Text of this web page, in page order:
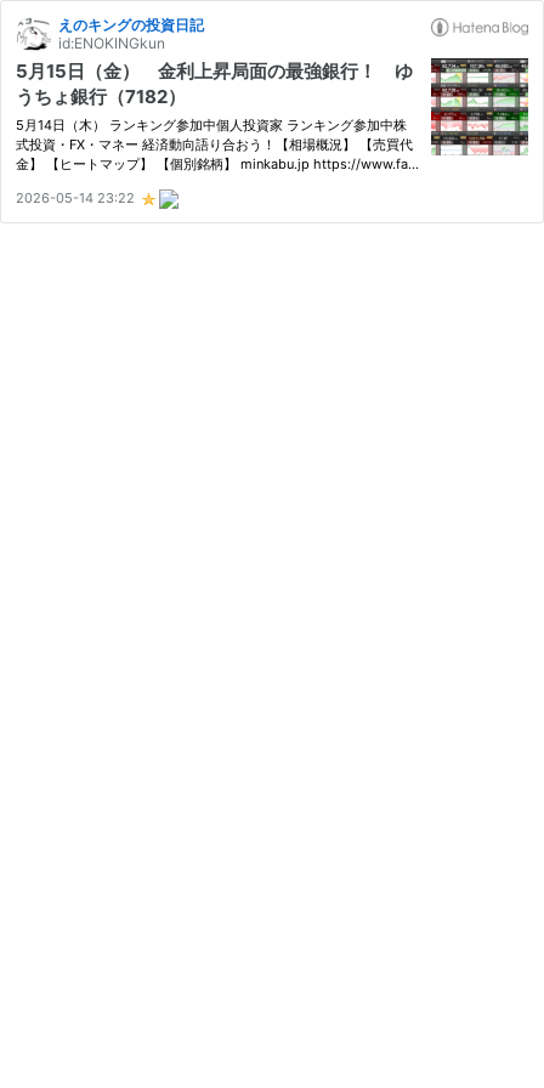
えのキングの投資日記
id:ENOKINGkun
5月15日（金） 金利上昇局面の最強銀行！ ゆ
うちょ銀行（7182）
5月14日（木） ランキング参加中個人投資家 ランキング参加中株
式投資・FX・マネー 経済動向語り合おう！【相場概況】 【売買代
金】 【ヒートマップ】 【個別銘柄】 minkabu.jp https://www.fan
しています。 www.nikkei.com 本日の日本経済新聞で、同社は米…
2026-05-14 23:22